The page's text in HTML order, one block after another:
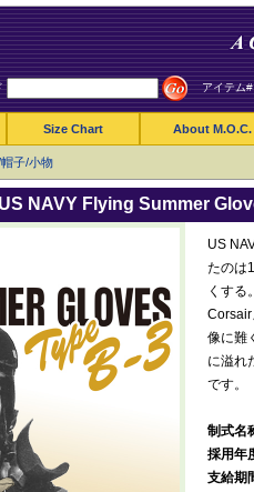
アイテム#
Size Chart About M.O.C.
子/小物
US NAVY Flying Summer
US
たのは
くする
Corsair
像に難
に溢れ
です。
制式名
採用年
支給期